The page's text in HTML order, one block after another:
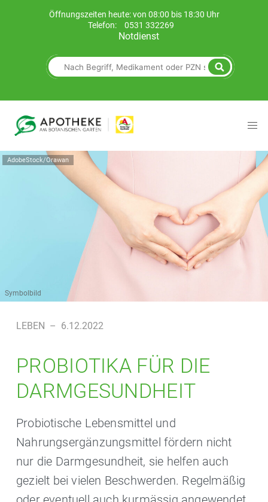
Öffnungszeiten heute: von 08:00 bis 18:30 Uhr
Telefon:
0531 332269
Notdienst
AdobeStock/Orawan
Symbolbild
LEBEN – 6.12.2022
PROBIOTIKA FÜR DIE
DARMGESUNDHEIT
Probiotische Lebensmittel und
Nahrungsergänzungsmittel fördern nicht
nur die Darmgesundheit, sie helfen auch
gezielt bei vielen Beschwerden. Regelmäßig